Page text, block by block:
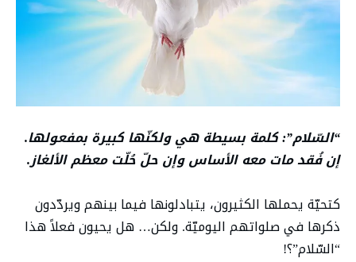
“السّلام”: كلمة بسيطة هي ولكنّها كبيرة بمفعولها.
إن فُقد مات معه الأساس وإن حلّ حُلّت معظم الألغاز.
كتحيّة يحملها الكثيرون، يتبادلونها فيما بينهم ويردّدون
ذكرها في صلواتهم اليوميّة. ولكن… هل يحيون فعلاً هذا
“السّلام”؟!